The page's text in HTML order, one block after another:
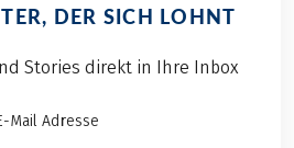
DER SICH LOHNT
Stories direkt in Ihre Inbox
Mail Adresse